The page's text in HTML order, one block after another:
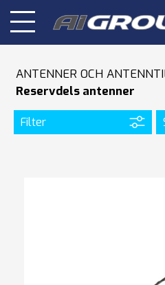
ANTENNER OCH
Reservdels antenner
Filter